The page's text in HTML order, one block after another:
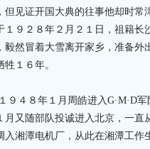
但见证开国大典的往事他却时常
１９２８年２月２１日，祖籍
毅然冒着大雪离开家乡，准备外
牲１６年。
９４８年１月周皓进入G·M·D
月又随部队投诚进入北京，一直
入湘潭电机厂，从此在湘潭工作